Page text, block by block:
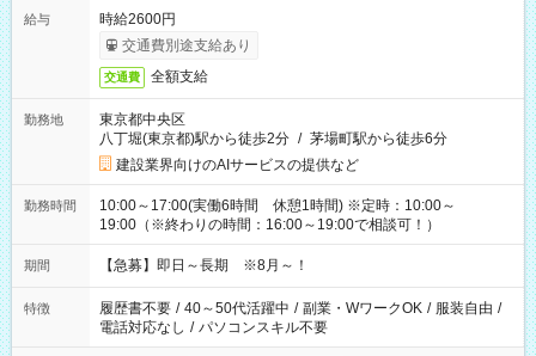
給与
時給2600円
交通費別途支給あり
交通費 全額支給
勤務地
東京都中央区
八丁堀(東京都)駅から徒歩2分 / 茅場町駅から徒歩6分
建設業界向けのAIサービスの提供など
勤務時間
10:00～17:00(実働6時間 休憩1時間) ※定時：10:00～
19:00（※終わりの時間：16:00～19:00で相談可！）
期間 【急募】即日～長期 ※8月～！
特徴 履歴書不要 / 40～50代活躍中 / 副業・WワークOK / 服装自由 /
電話対応なし / パソコンスキル不要